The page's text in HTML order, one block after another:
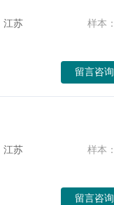
江苏 样本：
留言咨询
江苏 样本：
留言咨询